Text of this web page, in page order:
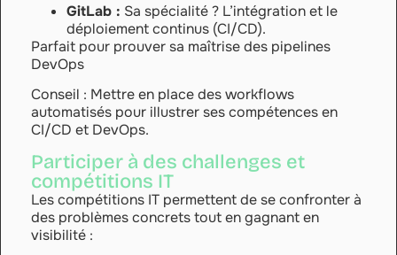
GitLab : Sa spécialité ? L’intégration et le
déploiement continus (CI/CD).
Parfait pour prouver sa maîtrise des pipelines
DevOps
Conseil : Mettre en place des workflows
automatisés pour illustrer ses compétences en
CI/CD et DevOps.
Participer à des challenges et
compétitions IT
Les compétitions IT permettent de se confronter à
des problèmes concrets tout en gagnant en
visibilité :